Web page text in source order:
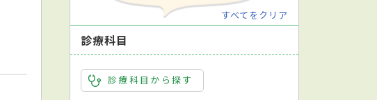
すべてをクリア
診療科目
診療科目から探す